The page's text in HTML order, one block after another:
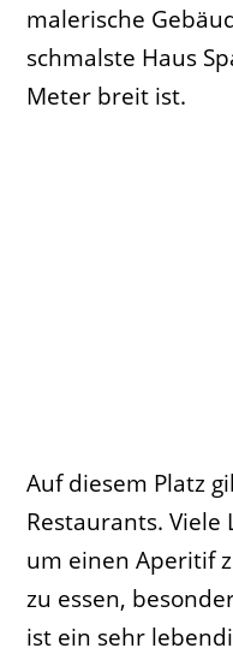
malerische
schmalste Haus
Meter breit ist.
Auf diesem Platz
Restaurants.
um einen Aperitif
zu essen,
ist ein sehr